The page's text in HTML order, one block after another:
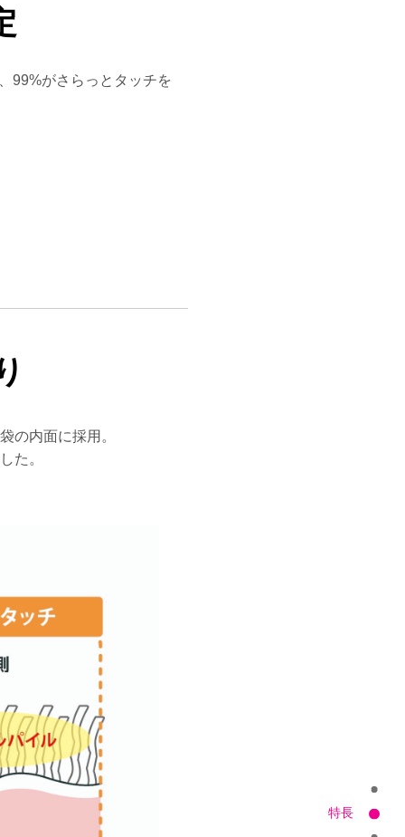
99%がさらっとタッチを
の内面に採用。
た。
特長